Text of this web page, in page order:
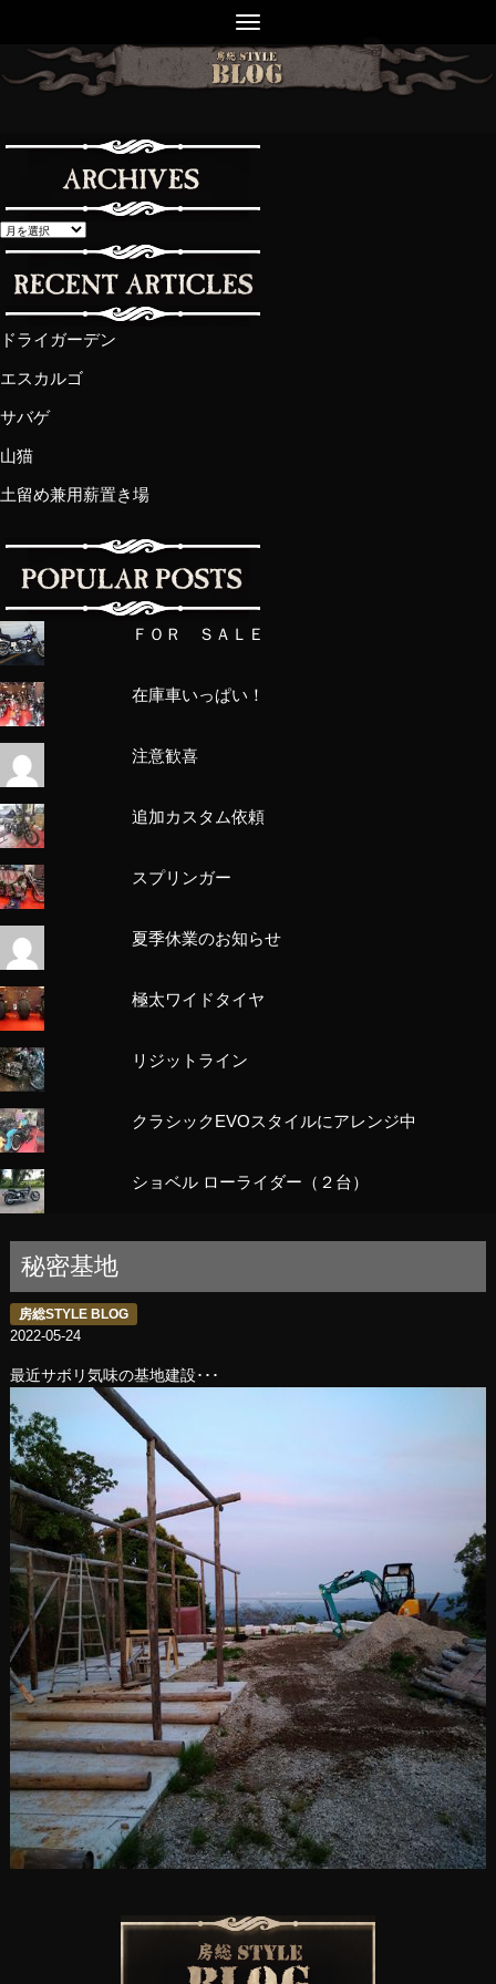
ドライガーデン
エスカルゴ
サバゲ
山猫
土留め兼用薪置き場
ＦＯＲ ＳＡＬＥ
在庫車いっぱい！
注意歓喜
追加カスタム依頼
スプリンガー
夏季休業のお知らせ
極太ワイドタイヤ
リジットライン
クラシックEVOスタイルにアレンジ中
ショベル ローライダー（２台）
秘密基地
房総STYLE BLOG
2022-05-24
最近サボリ気味の基地建設･･･